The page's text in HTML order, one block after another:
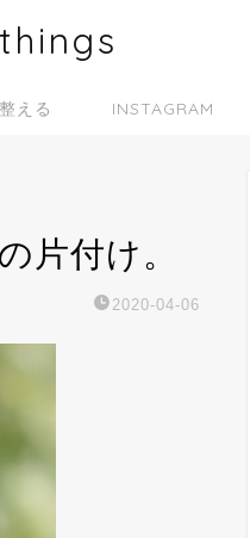
える INSTAGRAM
片付け。
2020-04-06